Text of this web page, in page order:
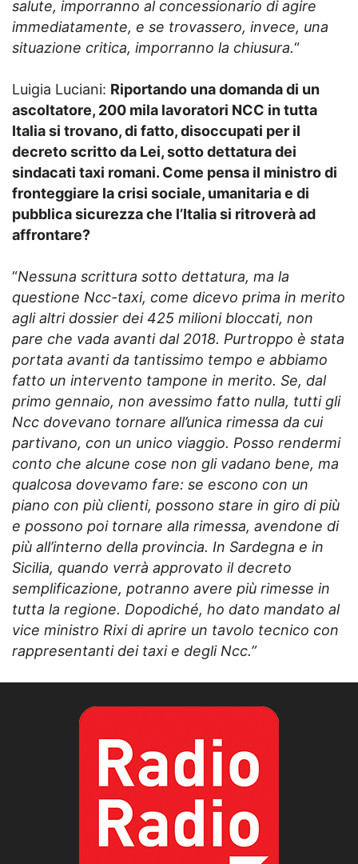
salute, imporranno al concessionario di agire
immediatamente, e se trovassero, invece, una
situazione critica, imporranno la chiusura.“
Luigia Luciani: Riportando una domanda di un
ascoltatore, 200 mila lavoratori NCC in tutta
Italia si trovano, di fatto, disoccupati per il
decreto scritto da Lei, sotto dettatura dei
sindacati taxi romani. Come pensa il ministro di
fronteggiare la crisi sociale, umanitaria e di
pubblica sicurezza che l’Italia si ritroverà ad
affrontare?
“Nessuna scrittura sotto dettatura, ma la
questione Ncc-taxi, come dicevo prima in merito
agli altri dossier dei 425 milioni bloccati, non
pare che vada avanti dal 2018. Purtroppo è stata
portata avanti da tantissimo tempo e abbiamo
fatto un intervento tampone in merito. Se, dal
primo gennaio, non avessimo fatto nulla, tutti gli
Ncc dovevano tornare all’unica rimessa da cui
partivano, con un unico viaggio. Posso rendermi
conto che alcune cose non gli vadano bene, ma
qualcosa dovevamo fare: se escono con un
piano con più clienti, possono stare in giro di più
e possono poi tornare alla rimessa, avendone di
più all’interno della provincia. In Sardegna e in
Sicilia, quando verrà approvato il decreto
semplificazione, potranno avere più rimesse in
tutta la regione. Dopodiché, ho dato mandato al
vice ministro Rixi di aprire un tavolo tecnico con
rappresentanti dei taxi e degli Ncc.”